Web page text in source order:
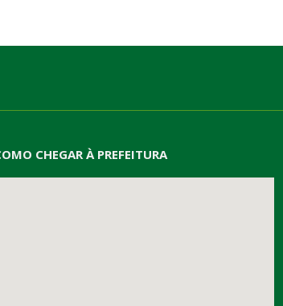
CHEGAR À PREFEITURA